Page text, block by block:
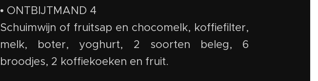
• ONTBIJTMAND 4
Schuimwijn of fruitsap en chocomelk, koffiefilter,
melk, boter, yoghurt, 2 soorten beleg, 6
broodjes, 2 koffiekoeken en fruit.